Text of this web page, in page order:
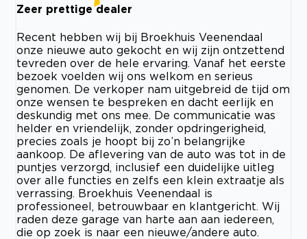
Zeer prettige dealer
Recent hebben wij bij Broekhuis Veenendaal
onze nieuwe auto gekocht en wij zijn ontzettend
tevreden over de hele ervaring. Vanaf het eerste
bezoek voelden wij ons welkom en serieus
genomen. De verkoper nam uitgebreid de tijd om
onze wensen te bespreken en dacht eerlijk en
deskundig met ons mee. De communicatie was
helder en vriendelijk, zonder opdringerigheid,
precies zoals je hoopt bij zo’n belangrijke
aankoop. De aflevering van de auto was tot in de
puntjes verzorgd, inclusief een duidelijke uitleg
over alle functies en zelfs een klein extraatje als
verrassing. Broekhuis Veenendaal is
professioneel, betrouwbaar en klantgericht. Wij
raden deze garage van harte aan aan iedereen,
die op zoek is naar een nieuwe/andere auto.